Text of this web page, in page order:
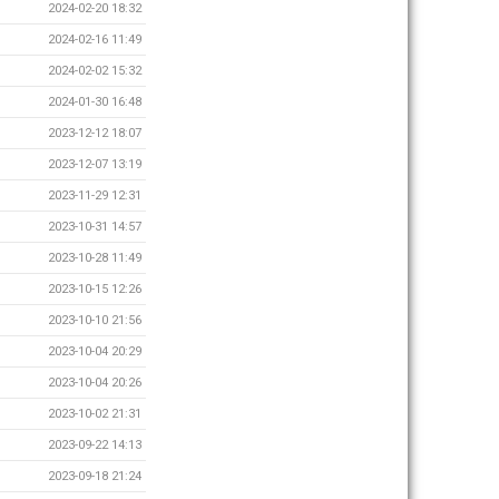
2024-02-20 18:32
2024-02-16 11:49
2024-02-02 15:32
2024-01-30 16:48
2023-12-12 18:07
2023-12-07 13:19
2023-11-29 12:31
2023-10-31 14:57
2023-10-28 11:49
2023-10-15 12:26
2023-10-10 21:56
2023-10-04 20:29
2023-10-04 20:26
2023-10-02 21:31
2023-09-22 14:13
2023-09-18 21:24